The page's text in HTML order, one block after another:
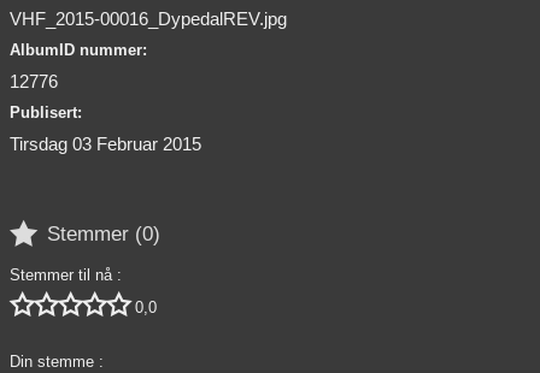
VHF_2015-00016_DypedalREV.jpg
AlbumID nummer:
12776
Publisert:
Tirsdag 03 Februar 2015
 Stemmer (0)
Stemmer til nå :
 0,0
Din stemme :